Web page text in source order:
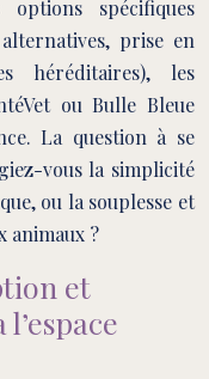
spécifiques
prise en
héréditaires), les
ou Bulle Bleue
La question à se
vous la simplicité
ou la souplesse et
animaux ?
et